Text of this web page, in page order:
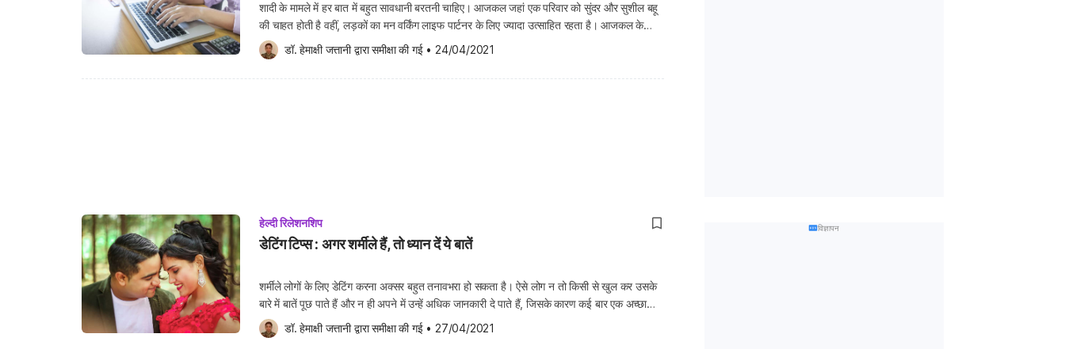
शादी के मामले में हर बात में बहुत सावधानी बरतनी चाहिए। आजकल जहां एक परिवार को सुंदर और सुशील बहू
की चाहत होती है वहीं, लड़कों का मन वर्किंग लाइफ पार्टनर के लिए ज्यादा उत्साहित रहता है। आजकल के
अधिकतर पुरुष यही चाहते हैं कि उन्हें वर्किंग विमेन मिले, जिसके पीछे कई अहम कारण भी […]
डॉ. हेमाक्षी जत्तानी द्वारा समीक्षा की गई • 24/04/2021
हेल्दी रिलेशनशिप
डेटिंग टिप्स : अगर शर्मीले हैं, तो ध्यान दें ये बातें
शर्मीले लोगों के लिए डेटिंग करना अक्सर बहुत तनावभरा हो सकता है। ऐसे लोग न तो किसी से खुल कर उसके
बारे में बातें पूछ पाते हैं और न ही अपने में उन्हें अधिक जानकारी दे पाते हैं, जिसके कारण कई बार एक अच्छा
खासा जीवनसाथी भी उनसे दूर हो जाता है। दरअसल, शर्मीले लोगों […]
डॉ. हेमाक्षी जत्तानी द्वारा समीक्षा की गई • 27/04/2021
विज्ञापन